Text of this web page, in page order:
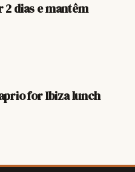
2 dias e mantêm
for Ibiza lunch